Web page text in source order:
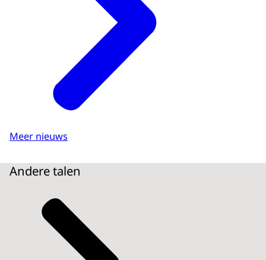
Meer nieuws
Andere talen